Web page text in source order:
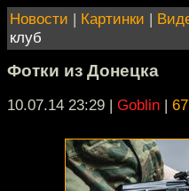
Новости | Картинки |
клуб
Фотки из Донецка
10.07.14 23:29 | Goblin |